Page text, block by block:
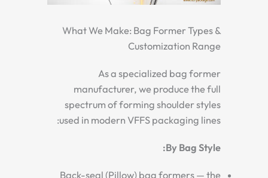
What We Make: Bag Former Types &
Customization Range
As a specialized bag former
manufacturer, we produce the full
spectrum of forming shoulder styles
used in modern VFFS packaging lines:
By Bag Style:
Back-seal (Pillow) bag formers — the